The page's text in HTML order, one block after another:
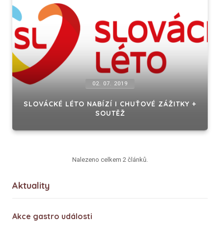
02. 07. 2019
SLOVÁCKÉ LÉTO NABÍZÍ I CHUŤOVÉ ZÁŽITKY +
SOUTĚŽ
Nalezeno celkem 2 článků.
Aktuality
Akce gastro události